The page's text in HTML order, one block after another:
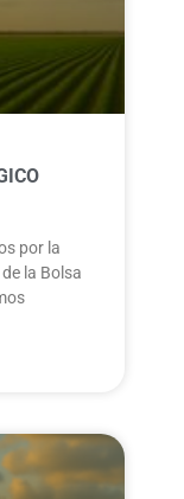
por la
la Bolsa